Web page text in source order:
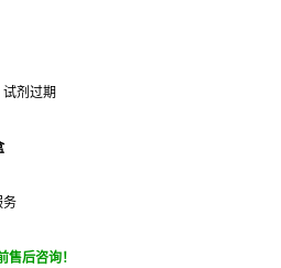
剂过期
务
后咨询！